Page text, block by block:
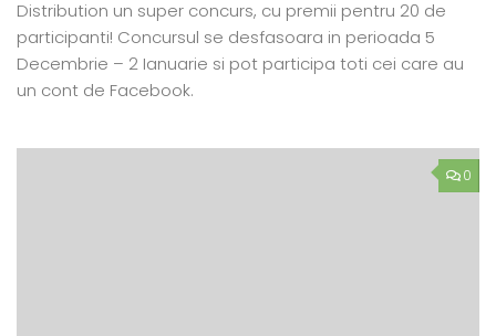
Distribution un super concurs, cu premii pentru 20 de
participanti! Concursul se desfasoara in perioada 5
Decembrie – 2 Ianuarie si pot participa toti cei care au
un cont de Facebook.
0